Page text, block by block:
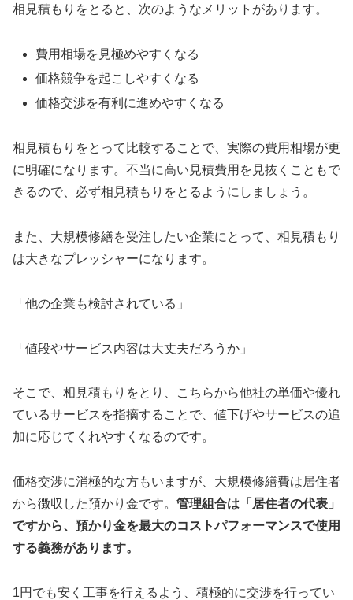
相見積もりをとると、次のようなメリットがあります。
費用相場を見極めやすくなる
価格競争を起こしやすくなる
価格交渉を有利に進めやすくなる
相見積もりをとって比較することで、実際の費用相場が更
に明確になります。不当に高い見積費用を見抜くこともで
きるので、必ず相見積もりをとるようにしましょう。
また、大規模修繕を受注したい企業にとって、相見積もり
は大きなプレッシャーになります。
「他の企業も検討されている」
「値段やサービス内容は大丈夫だろうか」
そこで、相見積もりをとり、こちらから他社の単価や優れ
ているサービスを指摘することで、値下げやサービスの追
加に応じてくれやすくなるのです。
価格交渉に消極的な方もいますが、大規模修繕費は居住者
から徴収した預かり金です。 管理組合は「居住者の代表」
ですから、預かり金を最大のコストパフォーマンスで使用
する義務があります。
1円でも安く工事を行えるよう、積極的に交渉を行ってい